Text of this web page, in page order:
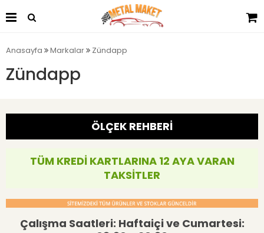
Anasayfa Markalar Zündapp
Zündapp
ÖLÇEK REHBERİ
TÜM KREDİ KARTLARINA 12 AYA VARAN
TAKSİTLER
Çalışma Saatleri: Haftaiçi ve Cumartesi: